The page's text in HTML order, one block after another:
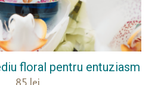
floral pentru entuziasm